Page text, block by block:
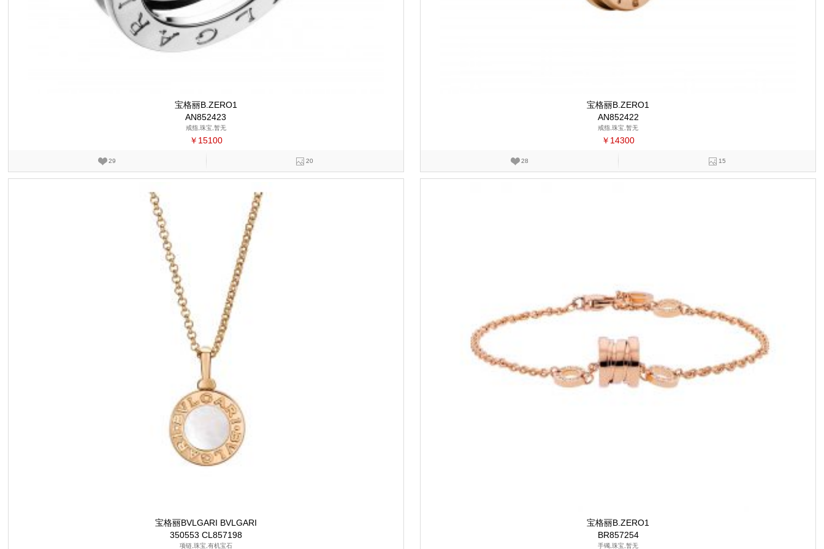
宝格丽B.ZERO1
AN852423
戒指,珠宝,暂无
￥15100
29 20
宝格丽B.ZERO1
AN852422
戒指,珠宝,暂无
￥14300
28 15
宝格丽BVLGARI BVLGARI
350553 CL857198
项链,珠宝,有机宝石
宝格丽B.ZERO1
BR857254
手镯,珠宝,暂无